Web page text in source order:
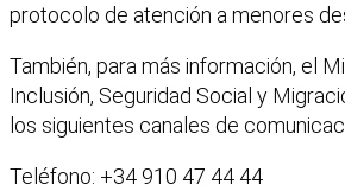
protocolo de atención a menores
También, para más información, el
Inclusión, Seguridad Social y
los siguientes canales de
Teléfono: +34 910 47 44 44